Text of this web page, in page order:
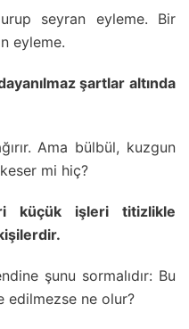
seyran eyleme. Bir
eyleme.
şartlar altında
Ama bülbül, kuzgun
mi hiç?
küçük işleri titizlikle
şunu sormalıdır: Bu
edilmezse ne olur?